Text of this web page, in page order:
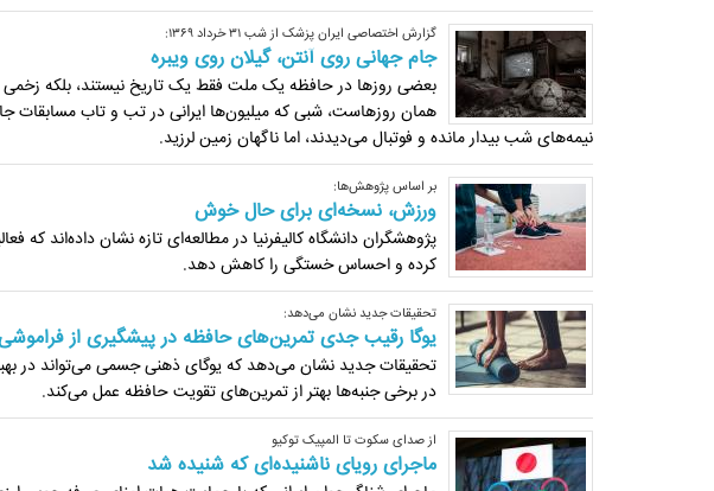
گزارش اختصاصی ایران پزشک از شب ۳۱ خرداد ۱۳۶۹:
جام جهانی روی آنتن، گیلان روی ویبره
نیمه‌های شب بیدار مانده و فوتبال می‌دیدند، اما ناگهان زمین لرزید.
بر اساس پژوهش‌ها:
ورزش، نسخه‌ای برای حال خوش
پژوهشگران دانشگاه کالیفرنیا در مطالعه‌ای تازه نشان داده‌اند که
کرده و احساس خستگی را کاهش دهد.
تحقیقات جدید نشان می‌دهد:
یوگا رقیب جدی تمرین‌های حافظه در پیشگیری از
تحقیقات جدید نشان می‌دهد که یوگای ذهنی جسمی می‌تواند در
در برخی جنبه‌ها بهتر از تمرین‌های تقویت حافظه عمل می‌کند.
از صدای سکوت تا المپیک توکیو
ماجرای رویای ناشنیده‌ای که شنیده شد